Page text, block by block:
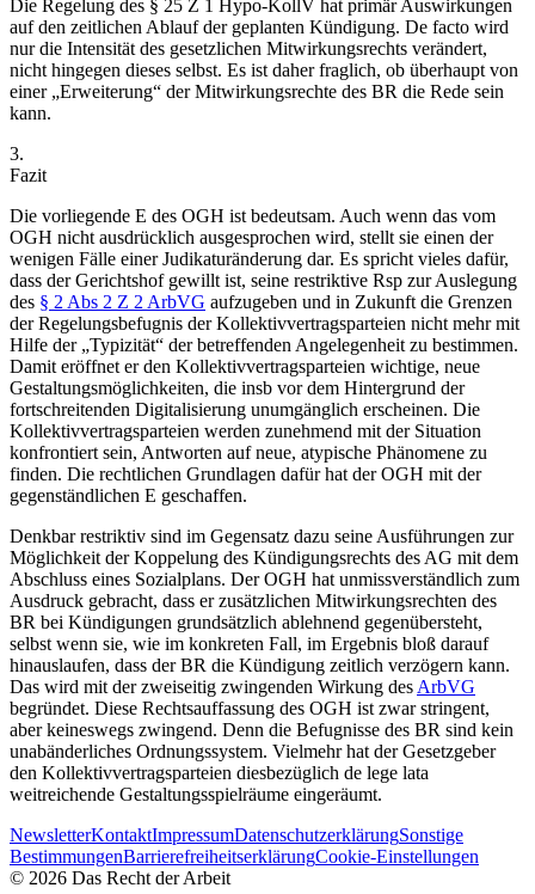
Die Regelung des § 25 Z 1 Hypo-KollV hat primär Auswirkungen
auf den zeitlichen Ablauf der geplanten Kündigung. De facto wird
nur die Intensität des gesetzlichen Mitwirkungsrechts verändert,
nicht hingegen dieses selbst. Es ist daher fraglich, ob überhaupt von
einer „Erweiterung“ der Mitwirkungsrechte des BR die Rede sein
kann.
3.
Fazit
Die vorliegende E des OGH ist bedeutsam. Auch wenn das vom
OGH nicht ausdrücklich ausgesprochen wird, stellt sie einen der
wenigen Fälle einer Judikaturänderung dar. Es spricht vieles dafür,
dass der Gerichtshof gewillt ist, seine restriktive Rsp zur Auslegung
des § 2 Abs 2 Z 2 ArbVG aufzugeben und in Zukunft die Grenzen
der Regelungsbefugnis der Kollektivvertragsparteien nicht mehr mit
Hilfe der „Typizität“ der betreffenden Angelegenheit zu bestimmen.
Damit eröffnet er den Kollektivvertragsparteien wichtige, neue
Gestaltungsmöglichkeiten, die insb vor dem Hintergrund der
fortschreitenden Digitalisierung unumgänglich erscheinen. Die
Kollektivvertragsparteien werden zunehmend mit der Situation
konfrontiert sein, Antworten auf neue, atypische Phänomene zu
finden. Die rechtlichen Grundlagen dafür hat der OGH mit der
gegenständlichen E geschaffen.
Denkbar restriktiv sind im Gegensatz dazu seine Ausführungen zur
Möglichkeit der Koppelung des Kündigungsrechts des AG mit dem
Abschluss eines Sozialplans. Der OGH hat unmissverständlich zum
Ausdruck gebracht, dass er zusätzlichen Mitwirkungsrechten des
BR bei Kündigungen grundsätzlich ablehnend gegenübersteht,
selbst wenn sie, wie im konkreten Fall, im Ergebnis bloß darauf
hinauslaufen, dass der BR die Kündigung zeitlich verzögern kann.
Das wird mit der zweiseitig zwingenden Wirkung des ArbVG
begründet. Diese Rechtsauffassung des OGH ist zwar stringent,
aber keineswegs zwingend. Denn die Befugnisse des BR sind kein
unabänderliches Ordnungssystem. Vielmehr hat der Gesetzgeber
den Kollektivvertragsparteien diesbezüglich de lege lata
weitreichende Gestaltungsspielräume eingeräumt.
NewsletterKontaktImpressumDatenschutzerklärungSonstige
BestimmungenBarrierefreiheitserklärungCookie-Einstellungen
© 2026 Das Recht der Arbeit